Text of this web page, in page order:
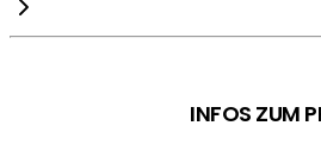
INFOS ZUM